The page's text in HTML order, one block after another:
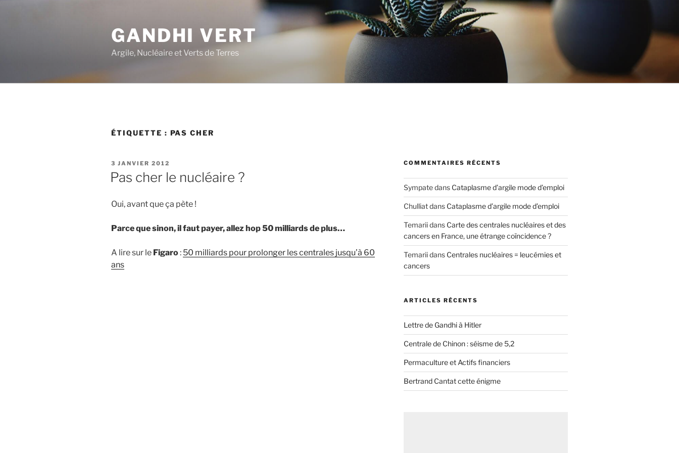
GANDHI VERT
Argile, Nucléaire et Verts de Terres
ÉTIQUETTE : PAS CHER
PUBLIÉ
LE
3 JANVIER 2012
Pas cher le nucléaire ?
Oui, avant que ça pète !
Parce que sinon, il faut payer, allez hop 50 milliards de plus…
A lire sur le Figaro: 50 milliards pour prolonger les centrales jusqu’à 60
ans
COMMENTAIRES RÉCENTS
Sympatedans Cataplasme d’argile mode d’emploi
Chulliatdans Cataplasme d’argile mode d’emploi
Temariidans Carte des centrales nucléaires et des
cancers en France, une étrange coïncidence ?
Temariidans Centrales nucléaires = leucémies et
cancers
ARTICLES RÉCENTS
Lettre de Gandhi à Hitler
Centrale de Chinon : séisme de 5,2
Permaculture et Actifs financiers
Bertrand Cantat cette énigme